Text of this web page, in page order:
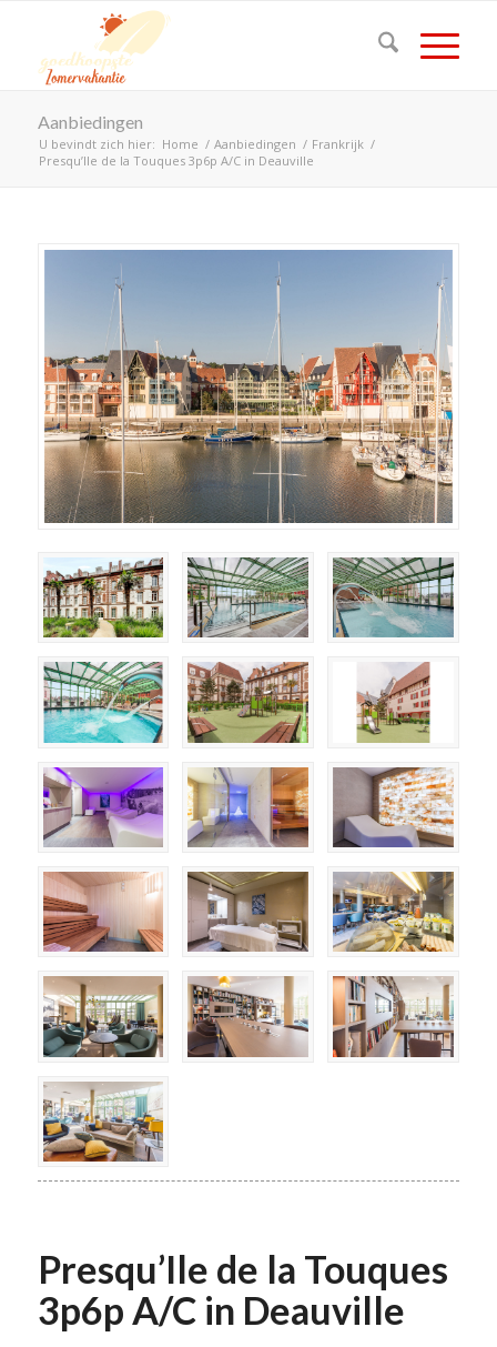
Aanbiedingen
U bevindt zich hier: Home / Aanbiedingen / Frankrijk /
Presqu’Ile de la Touques 3p6p A/C in Deauville
Presqu’Ile de la Touques
3p6p A/C in Deauville